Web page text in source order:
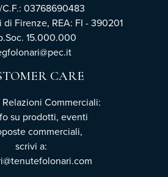
C.F.: 03768690483
Firenze, REA: FI - 390201
15.000.000
CARE
Commerciali:
su prodotti, eventi
commerciali,
scrivi a: